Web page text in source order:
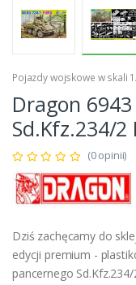
Pojazdy wojskowe w skali
Dragon
Sd.Kfz.234/2
(0 opinii)
Dziś zachęcamy do
edycji premium -
pancernego